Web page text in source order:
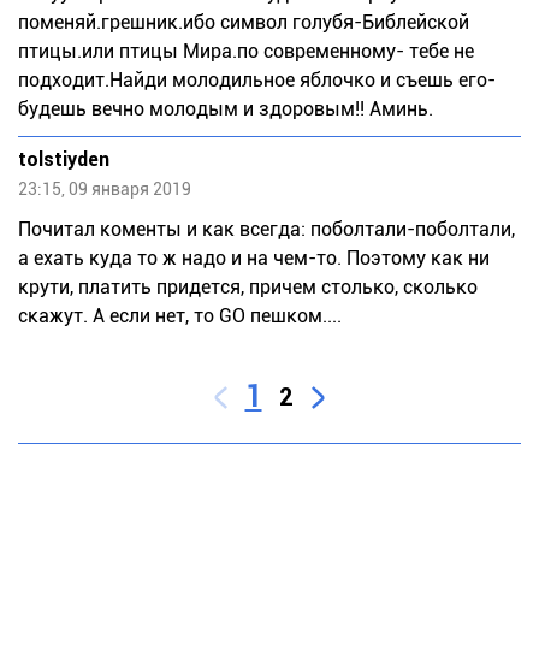
поменяй.грешник.ибо символ голубя-Библейской
птицы.или птицы Мира.по современному- тебе не
подходит.Найди молодильное яблочко и съешь его-
будешь вечно молодым и здоровым!! Аминь.
tolstiyden
23:15, 09 января 2019
Почитал коменты и как всегда: поболтали-поболтали,
а ехать куда то ж надо и на чем-то. Поэтому как ни
крути, платить придется, причем столько, сколько
скажут. А если нет, то GO пешком....
1 2